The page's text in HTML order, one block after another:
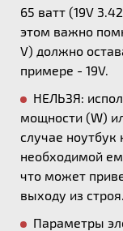
65 ватт (19V
этом важно
V) должно
примере - 19V.
НЕЛЬЗЯ:
мощности (W)
случае ноутбук
необходимой
что может
выходу из строя.
Параметры